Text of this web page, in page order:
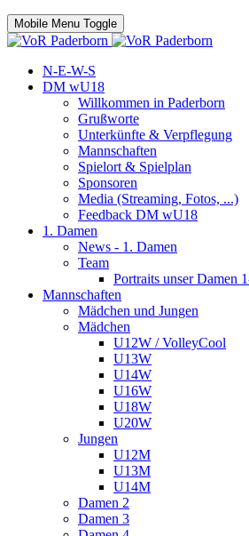
Mobile Menu Toggle
N-E-W-S
DM wU18
Willkommen in Paderborn
Grußworte
Unterkünfte & Verpflegung
Mannschaften
Spielort & Spielplan
Sponsoren
Media (Streaming, Fotos, ...)
Feedback DM wU18
1. Damen
News - 1. Damen
Team
Portraits unser Damen
Mannschaften
Mädchen und Jungen
Mädchen
U12W / VolleyCool
U13W
U14W
U16W
U18W
U20W
Jungen
U12M
U13M
U14M
Damen 2
Damen 3